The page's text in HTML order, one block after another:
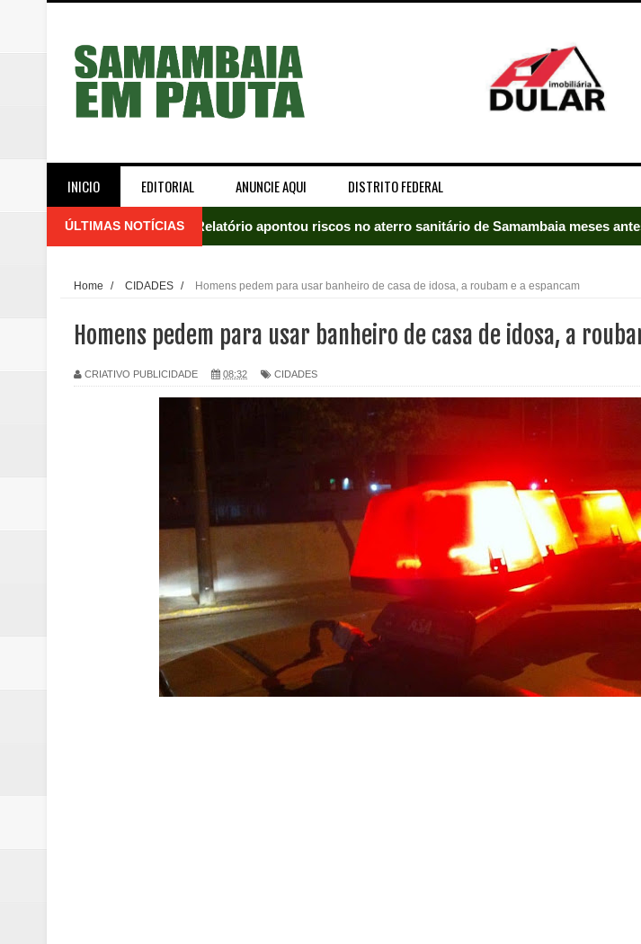
INICIO EDITORIAL ANUNCIE AQUI DISTRITO FEDERAL
ÚLTIMAS NOTÍCIAS Relatório apontou riscos no aterro sanitário de Samambaia meses
Homem é socorrido após ser vítima de agressão em Samambaia
Moradora de Samambaia tem prisão preventiva decretada pela Justiça
Claudeci Luart surge como uma nova força e esperança para os
Samambaia inicia campanha para atualizar vacinação de crianças e
Morador de Samambaia morre após sofrer mal súbito
PL e Flávio Bolsonaro oficializam candidatura de Hamilton Tatu por
Renata D´Aguiar destaca potencial da pecuária para fortalecer a
Trabalhador morre após ser atingido por trator em aterro de Samambaia
Laboratório de Vertentes Psy promove formação gratuita em Psytrance
Home / CIDADES / Homens pedem para usar banheiro de casa de idosa, a roubam e a espancam
Homens pedem para usar banheiro de casa de idosa, a
CRIATIVO PUBLICIDADE 08:32 CIDADES